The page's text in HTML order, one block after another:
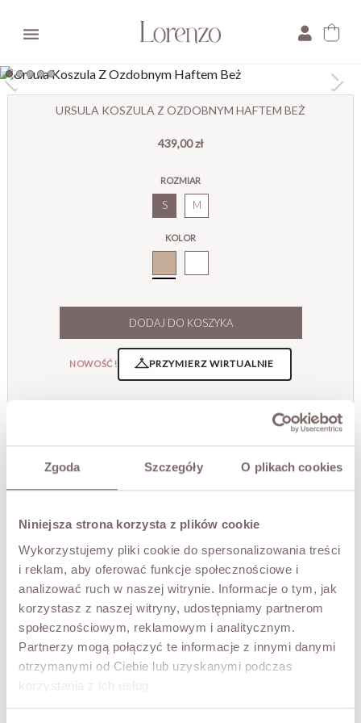
Zgoda Szczegóły O plikach cookies
Niniejsza strona korzysta z plików cookie
Wykorzystujemy pliki cookie do spersonalizowania treści
i reklam, aby oferować funkcje społecznościowe i
analizować ruch w naszej witrynie. Informacje o tym, jak
korzystasz z naszej witryny, udostępniamy partnerom
społecznościowym, reklamowym i analitycznym.
Partnerzy mogą połączyć te informacje z innymi danymi
otrzymanymi od Ciebie lub uzyskanymi podczas
korzystania z ich usług.

URSULA KOSZULA Z OZDOBNYM HAFTEM BEŻ
439,00 zł
ROZMIAR
S M
KOLOR
DODAJ DO KOSZYKA
NOWOŚĆ! PRZYMIERZ WIRTUALNIE
odcieniu, ozdobionej delikatnym haftem o roślinnym
motywie. Model z klasycznym zapięciem na guziki i stójką
Lekko bufiaste rękawy zakończone wąskim mankietem
układa się na sylwetce.
Idealna do jasnych spodni, denimu lub eleganckiej
spódnicy — sprawdzi się zarówno na co dzień, jak i w
bardziej dopracowanych stylizacjach.
• produkt włoski marki MOTEL
• wysoka jakość wykończenia
Modelka ma 173 cm wzrostu i prezentuje rozmiar M